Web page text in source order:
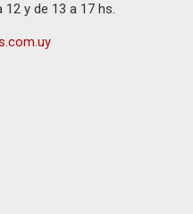
y de 13 a 17 hs.